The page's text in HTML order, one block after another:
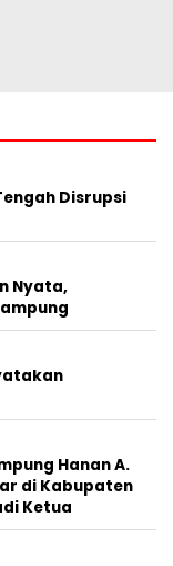
Disrupsi
Nyata,
Hanan A.
di Kabupaten
Ketua